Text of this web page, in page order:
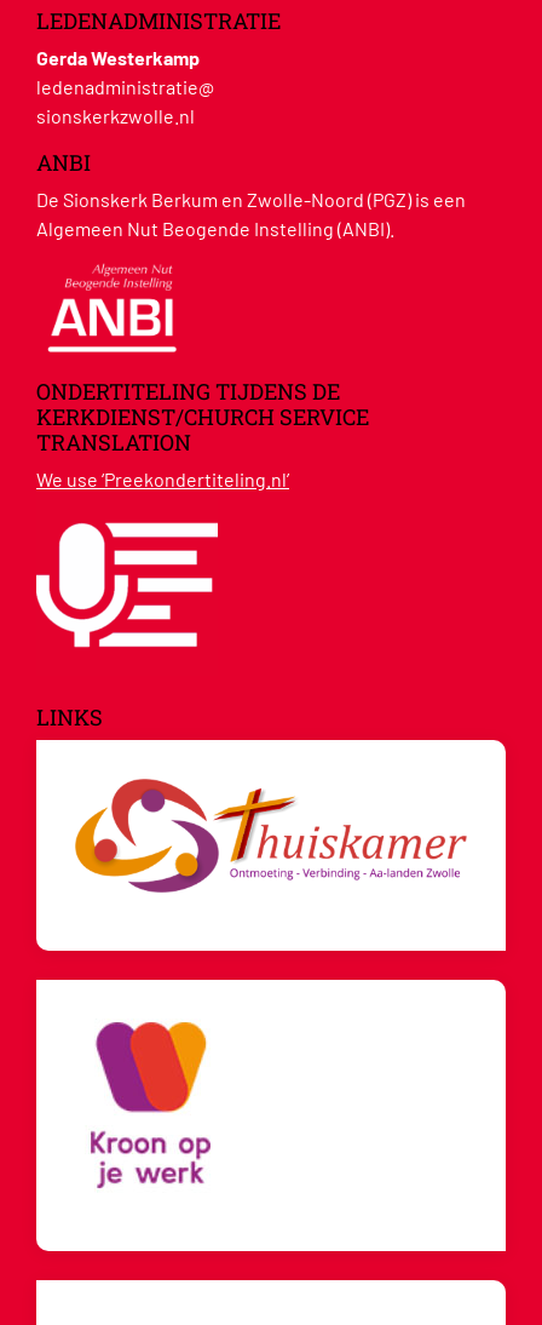
LEDENADMINISTRATIE
Gerda Westerkamp
ledenadministratie@
sionskerkzwolle.nl
ANBI
De Sionskerk Berkum en Zwolle-Noord (PGZ) is een
Algemeen Nut Beogende Instelling (ANBI).
ONDERTITELING TIJDENS DE
KERKDIENST/CHURCH SERVICE
TRANSLATION
We use ‘Preekondertiteling.nl’
LINKS